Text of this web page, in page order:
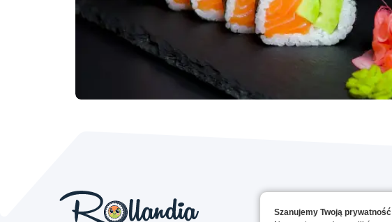
Szanujemy Twoją prywatność